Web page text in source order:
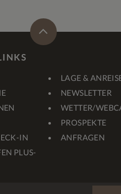
LAGE &
NEWSLETTER
WETTER/
PROSPEKTE
IN
ANFRAGEN
PLUS-